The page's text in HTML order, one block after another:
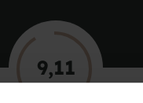
9,11